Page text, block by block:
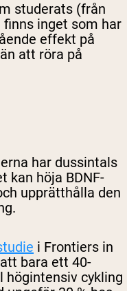
studerats (från
inget som har
effekt på
att röra på
har dussintals
kan höja BDNF-
upprätthålla den
i Frontiers in
bara ett 40-
cykling